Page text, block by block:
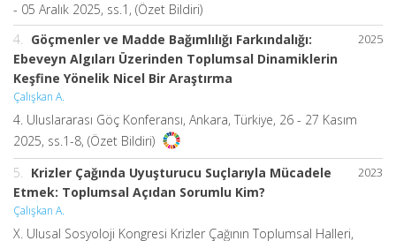
- 05 Aralık 2025, ss.1, (Özet Bildiri)
2025
4. Göçmenler ve Madde Bağımlılığı Farkındalığı:
Ebeveyn Algıları Üzerinden Toplumsal Dinamiklerin
Keşfine Yönelik Nicel Bir Araştırma
Çalışkan A.
4. Uluslararası Göç Konferansı, Ankara, Türkiye, 26 - 27 Kasım
2025, ss.1-8, (Özet Bildiri)
2023
5.
Krizler Çağında Uyuşturucu Suçlarıyla Mücadele
Etmek: Toplumsal Açıdan Sorumlu Kim?
Çalışkan A.
X. Ulusal Sosyoloji Kongresi Krizler Çağının Toplumsal Halleri,